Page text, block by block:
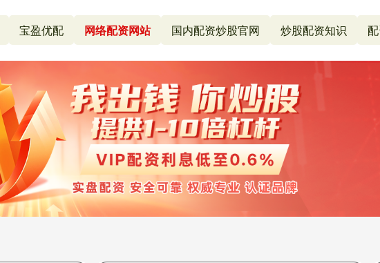
宝盈优配 网络配资网站 国内配资炒股官网 炒股配资知识